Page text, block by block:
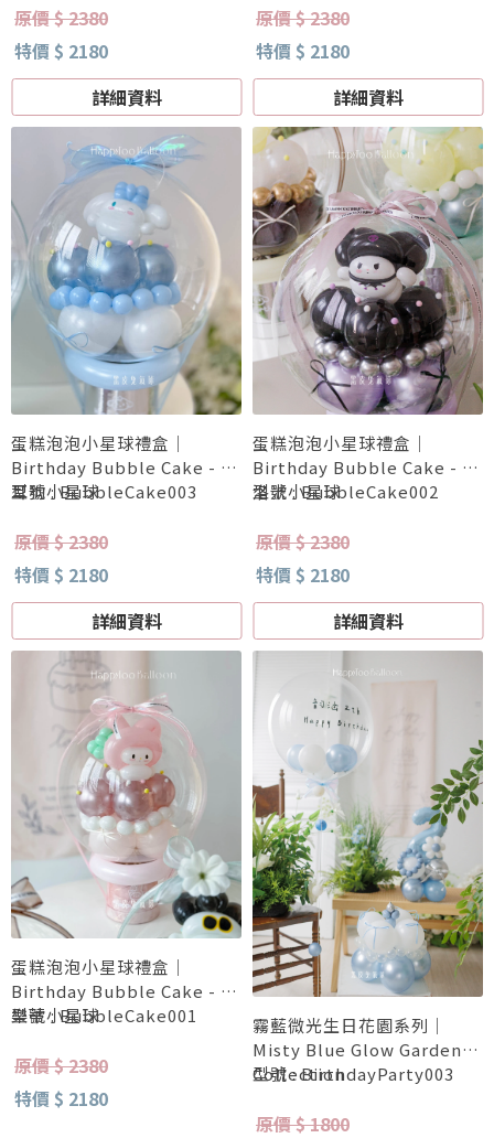
原價 $ 2380
特價 $ 2180
詳細資料
原價 $ 2380
特價 $ 2180
詳細資料
蛋糕泡泡小星球禮盒｜
Birthday Bubble Cake - 大
耳狗小星球
型號 : BubbleCake003
原價 $ 2380
特價 $ 2180
詳細資料
蛋糕泡泡小星球禮盒｜
Birthday Bubble Cake - 庫
洛米小星球
型號 : BubbleCake002
原價 $ 2380
特價 $ 2180
詳細資料
蛋糕泡泡小星球禮盒｜
Birthday Bubble Cake - 美
樂蒂小星球
型號 : BubbleCake001
原價 $ 2380
特價 $ 2180
霧藍微光生日花園系列｜
Misty Blue Glow Garden
Collection
型號 : BirthdayParty003
原價 $ 1800